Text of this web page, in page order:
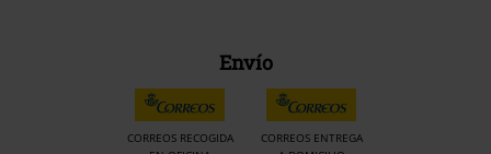
Envío
CORREOS RECOGIDA
CORREOS ENTREGA